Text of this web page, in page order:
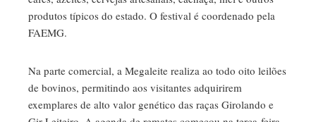
produtos típicos do estado. O festival é coordenado pela
FAEMG.
Na parte comercial, a Megaleite realiza ao todo oito leilões
de bovinos, permitindo aos visitantes adquirirem
exemplares de alto valor genético das raças Girolando e